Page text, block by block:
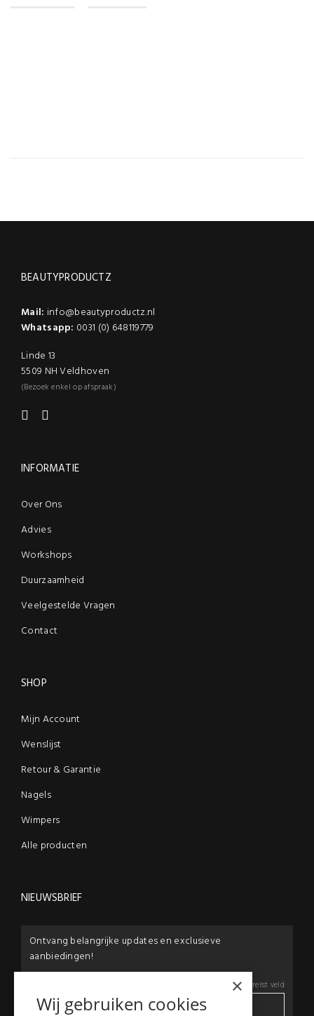
BEAUTYPRODUCTZ
Mail: info@beautyproductz.nl
Whatsapp: 0031 (0) 648119779
Linde 13
5509 NH Veldhoven
(Bezoek enkel op afspraak)
INFORMATIE
Over Ons
Advies
Workshops
Duurzaamheid
Veelgestelde Vragen
Contact
SHOP
Mijn Account
Wenslijst
Retour & Garantie
Nagels
Wimpers
Alle producten
NIEUWSBRIEF
Ontvang belangrijke updates en exclusieve
aanbiedingen!
*Vereist veld
×
Wij gebruiken cookies